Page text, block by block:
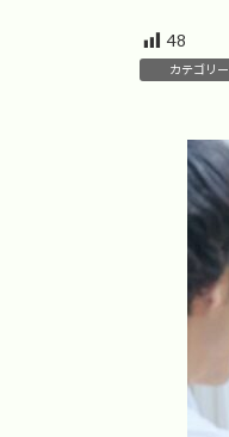
48
カテゴリー